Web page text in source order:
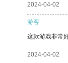
2024-04-02
游客
这款游戏非常
2024-04-02